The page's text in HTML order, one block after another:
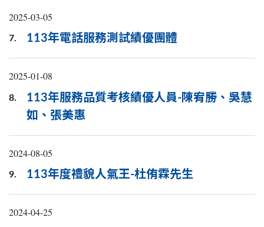
2025-03-05
7. 113年電話服務測試績優團體
2025-01-08
8.
113年服務品質考核績優人員-陳宥勝、吳慧
如、張美惠
2024-08-05
9. 113年度禮貌人氣王-杜侑霖先生
2024-04-25